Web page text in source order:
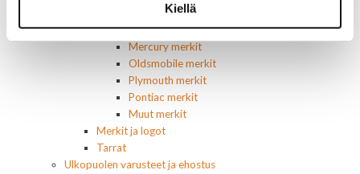
Kiellä
Ford merkit
Lincoln merkit
Mercury merkit
Oldsmobile merkit
Plymouth merkit
Pontiac merkit
Muut merkit
Merkit ja logot
Tarrat
Ulkopuolen varusteet ja ehostus